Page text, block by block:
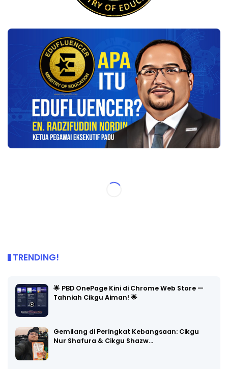
TRENDING!
🌟 PBD OnePage Kini di Chrome Web Store —
Tahniah Cikgu Aiman! 🌟
Gemilang di Peringkat Kebangsaan: Cikgu
Nur Shafura & Cikgu Shazw…